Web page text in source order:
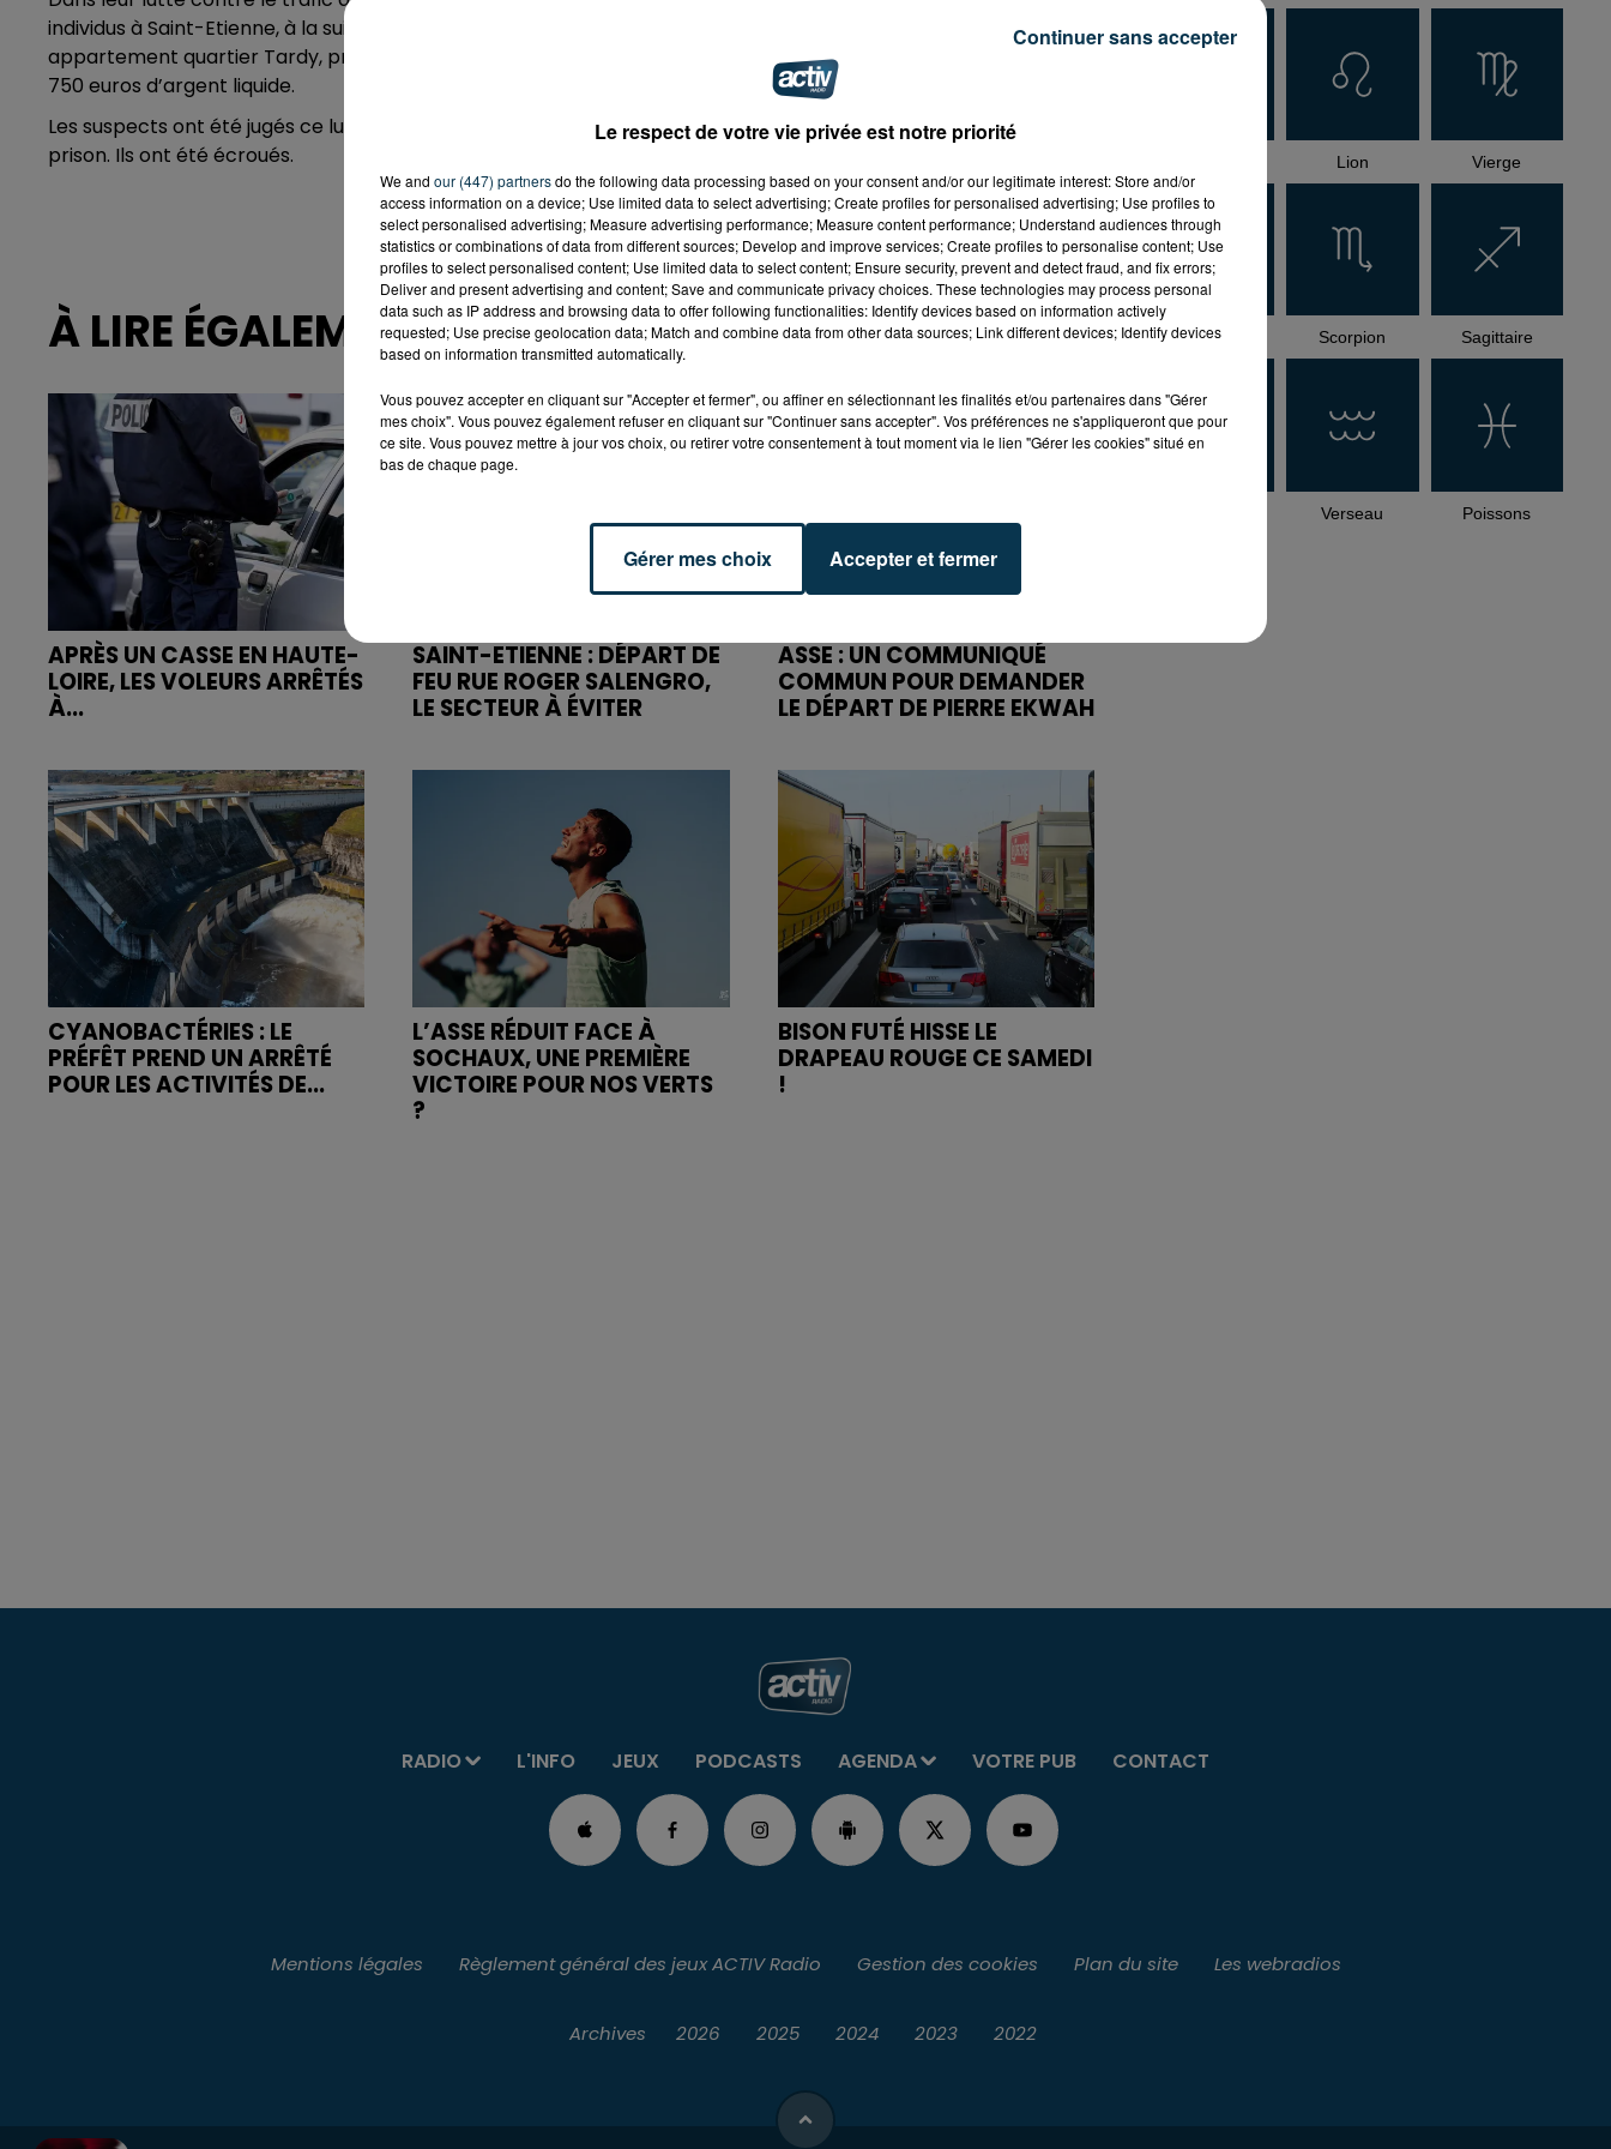
individus à Saint-Etienne, à la suite d'une source anonyme. Dans le cadre de ce dossier, ils ont saisi dans un
appartement quartier Tardy, près de 22 kilos de cannabis, 680 grammes de cocaïne, une arme, mais aussi 11
750 euros d’argent liquide.
Les suspects ont été jugés ce lundi et 2 d'entre eux ont été condamnés à des peines allant d’un à 3 ans de
prison. Ils ont été écroués.
À LIRE ÉGALEMENT
APRÈS UN CASSE EN HAUTE-
LOIRE, LES VOLEURS ARRÊTÉS
À...
SAINT-ETIENNE : DÉPART DE
FEU RUE ROGER SALENGRO,
LE SECTEUR À ÉVITER
ASSE : UN COMMUNIQUÉ
COMMUN POUR DEMANDER
LE DÉPART DE PIERRE EKWAH
CYANOBACTÉRIES : LE
PRÉFÊT PREND UN ARRÊTÉ
POUR LES ACTIVITÉS DE...
L’ASSE RÉDUIT FACE À
SOCHAUX, UNE PREMIÈRE
VICTOIRE POUR NOS VERTS
?
BISON FUTÉ HISSE LE
DRAPEAU ROUGE CE SAMEDI
!
Lion Vierge
Balance Scorpion Sagittaire
Verseau Poissons
RADIO L'INFO JEUX PODCASTS AGENDA VOTRE PUB CONTACT
Mentions légales Règlement général des jeux ACTIV Radio Gestion des cookies Plan du site Les webradios
Archives 2026 2025 2024 2023 2022
Le respect de votre vie privée est notre priorité
We and our (447) partnersdo the following data processing based on your consent and/or our legitimate interest: Store and/or
access information on a device; Use limited data to select advertising; Create profiles for personalised advertising; Use profiles to
select personalised advertising; Measure advertising performance; Measure content performance; Understand audiences through
statistics or combinations of data from different sources; Develop and improve services; Create profiles to personalise content; Use
profiles to select personalised content; Use limited data to select content; Ensure security, prevent and detect fraud, and fix errors;
Deliver and present advertising and content; Save and communicate privacy choices. These technologies may process personal
data such as IP address and browsing data to offer following functionalities: Identify devices based on information actively
requested; Use precise geolocation data; Match and combine data from other data sources; Link different devices; Identify devices
based on information transmitted automatically.
Vous pouvez accepter en cliquant sur "Accepter et fermer", ou affiner en sélectionnant les finalités et/ou partenaires dans "Gérer
mes choix". Vous pouvez également refuser en cliquant sur "Continuer sans accepter". Vos préférences ne s'appliqueront que pour
ce site. Vous pouvez mettre à jour vos choix, ou retirer votre consentement à tout moment via le lien "Gérer les cookies" situé en
bas de chaque page.
Gérer mes choix Accepter et fermer
Continuer sans accepter